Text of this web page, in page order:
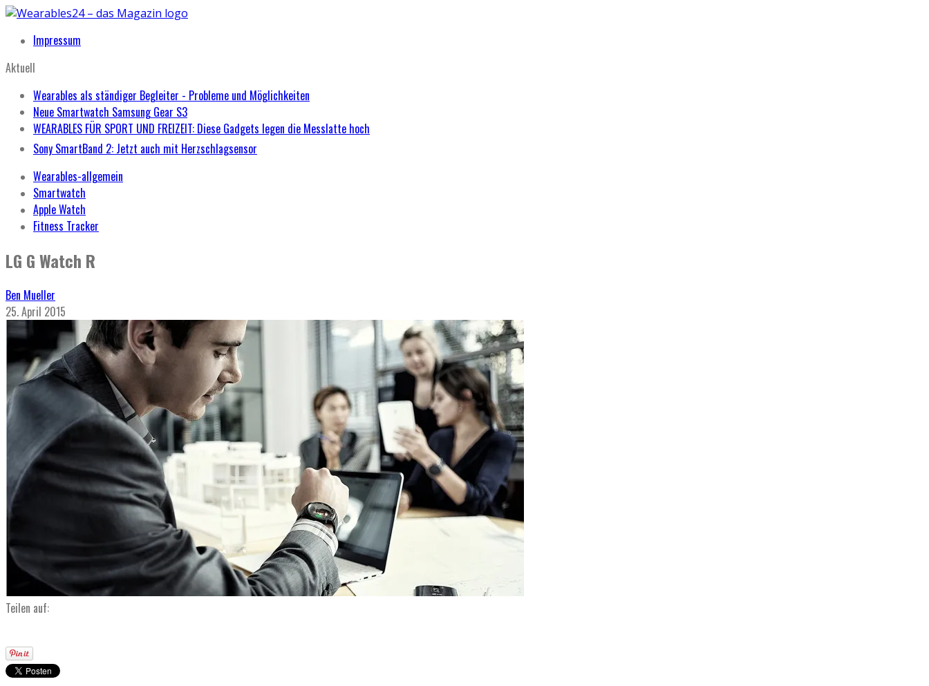
Impressum
Aktuell
Wearables als ständiger Begleiter - Probleme und Möglichkeiten
Neue Smartwatch Samsung Gear S3
WEARABLES FÜR SPORT UND FREIZEIT: Diese Gadgets legen die Messlatte hoch
Sony SmartBand 2: Jetzt auch mit Herzschlagsensor
Wearables-allgemein
Smartwatch
Apple Watch
Fitness Tracker
LG G Watch R
Ben Mueller
25. April 2015
Teilen auf: